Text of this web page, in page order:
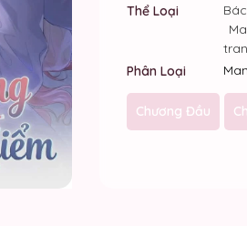
Thể Loại
Phân Loại
Chương Đầu